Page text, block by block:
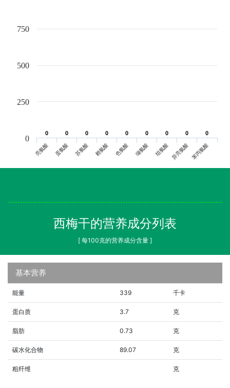
0
0 0
0 0
0 0
0 0
0 0
0 0
0 0
0 0
0
亮氨酸 蛋氨酸 苏氨酸 赖氨酸 色氨酸 缬氨酸 组氨酸 异亮氨酸苯丙氨酸
0
250
500
750
西梅干的营养成分列表
[ 每100克的营养成分含量 ]
基本营养
能量 339 千卡
蛋白质 3.7 克
脂肪 0.73 克
碳水化合物 89.07 克
粗纤维 克